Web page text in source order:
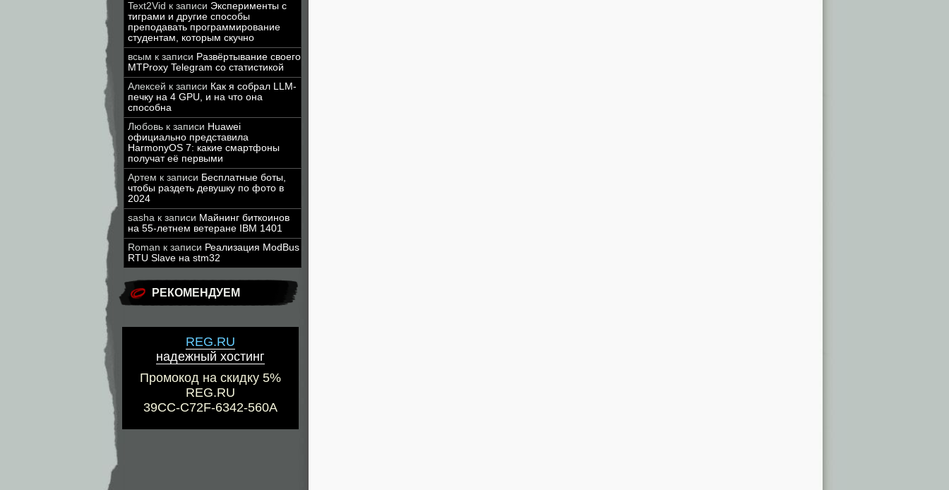
Text2Vid к записи Эксперименты с
тиграми и другие способы
преподавать программирование
студентам, которым скучно
всым к записи Развёртывание своего
MTProxy Telegram со статистикой
Алексей к записи Как я собрал LLM-
печку на 4 GPU, и на что она
способна
Любовь к записи Huawei
официально представила
HarmonyOS 7: какие смартфоны
получат её первыми
Артем к записи Бесплатные боты,
чтобы раздеть девушку по фото в
2024
sasha к записи Майнинг биткоинов
на 55-летнем ветеране IBM 1401
Roman к записи Реализация ModBus
RTU Slave на stm32
РЕКОМЕНДУЕМ
REG.RU
надежный хостинг
Промокод на скидку 5%
REG.RU
39CC-C72F-6342-560A